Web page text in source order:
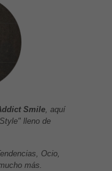
Smile, aquí
lleno de
Ocio,
más.